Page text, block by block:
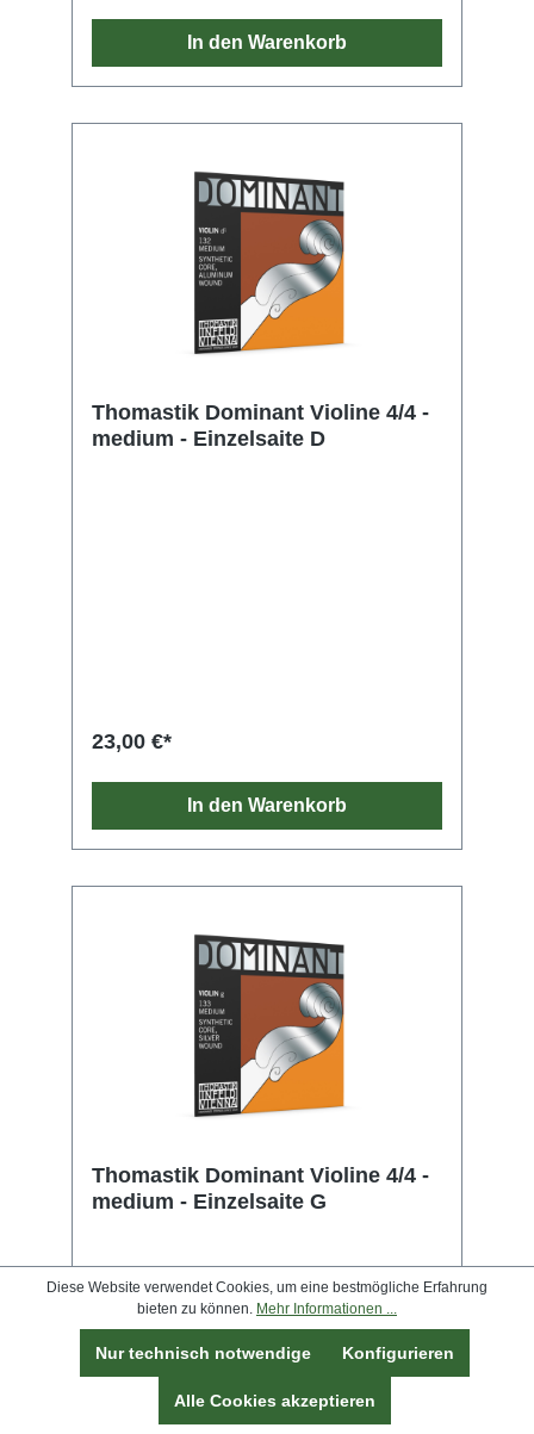
In den Warenkorb
Thomastik Dominant Violine 4/4 -
medium - Einzelsaite D
23,00 €*
In den Warenkorb
Thomastik Dominant Violine 4/4 -
medium - Einzelsaite G
Diese Website verwendet Cookies, um eine bestmögliche Erfahrung
bieten zu können. Mehr Informationen ...
Nur technisch notwendige Konfigurieren
Alle Cookies akzeptieren